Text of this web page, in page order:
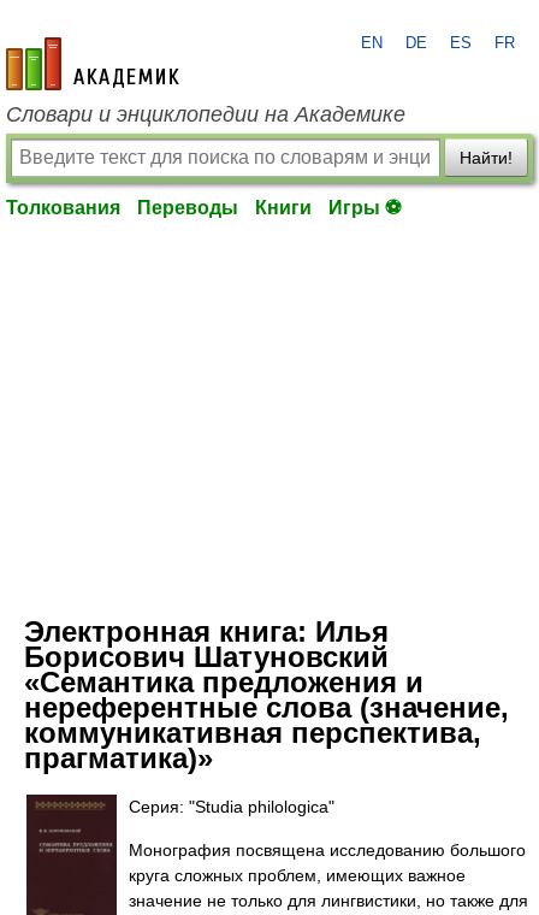
academic.ru
EN DE ES FR
Словари и энциклопедии на Академике
Найти!
Толкования Переводы Книги Игры ⚽
Электронная книга: Илья
Борисович Шатуновский
«Семантика предложения и
нереферентные слова (значение,
коммуникативная перспектива,
прагматика)»
Серия: "Studia philologica"
Монография посвящена исследованию большого
круга сложных проблем, имеющих важное
значение не только для лингвистики, но также для